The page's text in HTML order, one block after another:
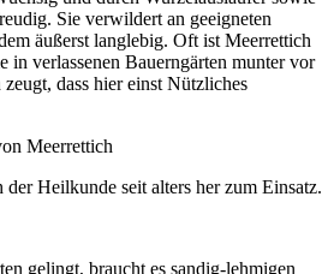
Sie verwildert an geeigneten
äußerst langlebig. Oft ist Meerrettich
in verlassenen Bauerngärten munter vor
dass hier einst Nützliches
Heilkunde seit alters her zum Einsatz.
gelingt, braucht es sandig-lehmigen